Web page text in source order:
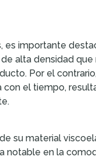
es importante
alta densidad
Por el
el tiempo,
su material
notable en la